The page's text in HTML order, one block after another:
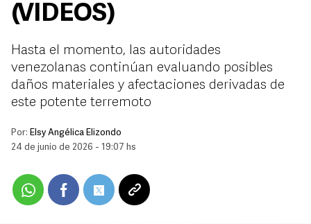
(VIDEOS)
Hasta el momento, las autoridades
venezolanas continúan evaluando posibles
daños materiales y afectaciones derivadas de
este potente terremoto
Por: Elsy Angélica Elizondo
24 de junio de 2026 - 19:07 hs